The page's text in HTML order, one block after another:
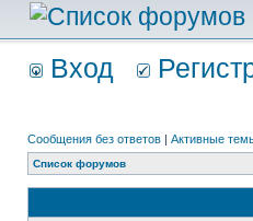
Вход
Сообщения без ответов | Активные
Список форумов